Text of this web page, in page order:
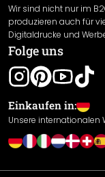
Widerrufsrecht
Gewährleistung
Cookie
Wir sind nicht nur im
produzieren auch für
Digitaldrucke und
Folge uns
Einkaufen in:
Unsere internationalen